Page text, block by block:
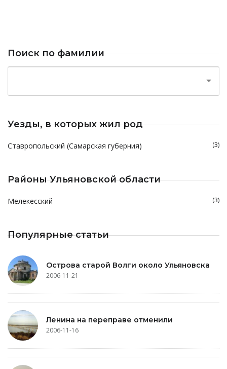
Поиск по фамилии
Уезды, в которых жил род
Ставропольский (Самарская губерния) (3)
Районы Ульяновской области
Мелекесский (3)
Популярные статьи
Острова старой Волги около Ульяновска
2006-11-21
Ленина на переправе отменили
2006-11-16